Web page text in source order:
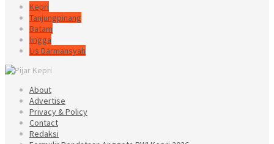
Kepri
Tanjungpinang
Batam
lingga
Lis Darmansyah
About
Advertise
Privacy & Policy
Contact
Redaksi